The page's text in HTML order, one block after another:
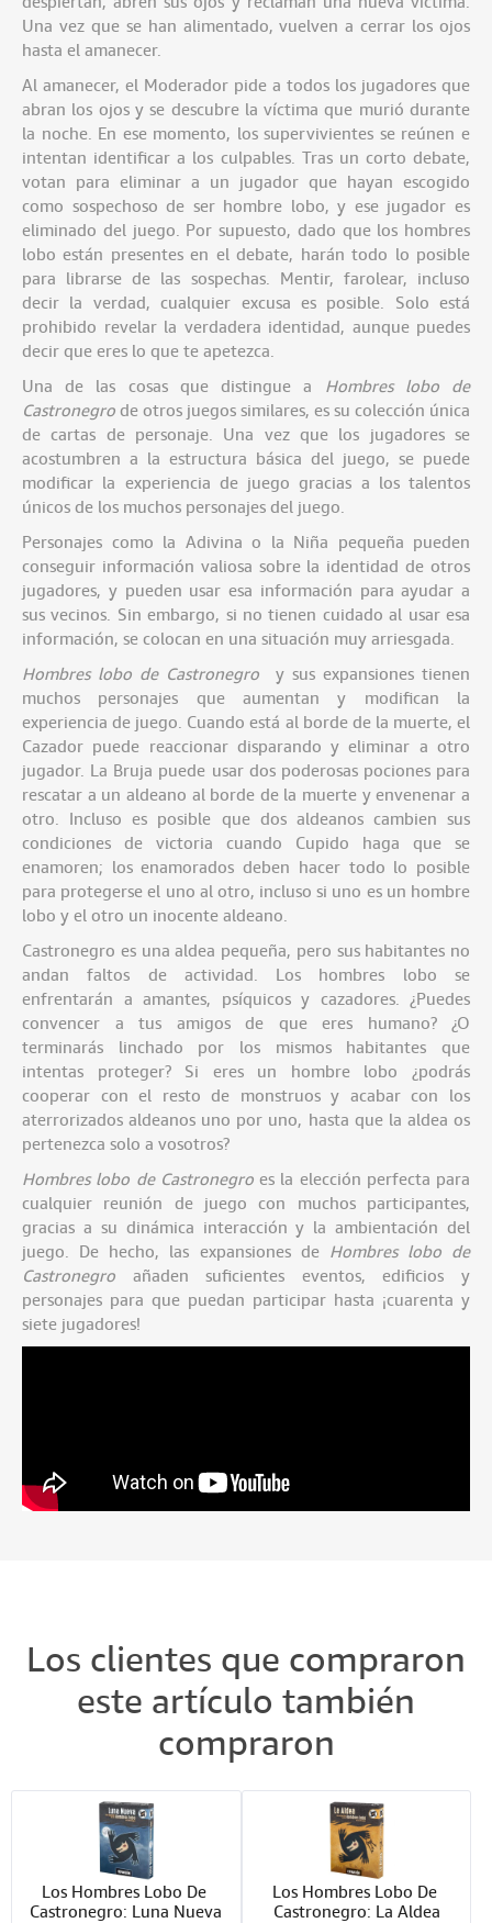
Una vez que se han alimentado, vuelven a cerrar los ojos
hasta el amanecer.
Al amanecer, el Moderador pide a todos los jugadores que
abran los ojos y se descubre la víctima que murió durante
la noche. En ese momento, los supervivientes se reúnen e
intentan identificar a los culpables. Tras un corto debate,
votan para eliminar a un jugador que hayan escogido
como sospechoso de ser hombre lobo, y ese jugador es
eliminado del juego. Por supuesto, dado que los hombres
lobo están presentes en el debate, harán todo lo posible
para librarse de las sospechas. Mentir, farolear, incluso
decir la verdad, cualquier excusa es posible. Solo está
prohibido revelar la verdadera identidad, aunque puedes
decir que eres lo que te apetezca.
Una de las cosas que distingue a Hombres lobo de
Castronegro de otros juegos similares, es su colección única
de cartas de personaje. Una vez que los jugadores se
acostumbren a la estructura básica del juego, se puede
modificar la experiencia de juego gracias a los talentos
únicos de los muchos personajes del juego.
Personajes como la Adivina o la Niña pequeña pueden
conseguir información valiosa sobre la identidad de otros
jugadores, y pueden usar esa información para ayudar a
sus vecinos. Sin embargo, si no tienen cuidado al usar esa
información, se colocan en una situación muy arriesgada.
Hombres lobo de Castronegro y sus expansiones tienen
muchos personajes que aumentan y modifican la
experiencia de juego. Cuando está al borde de la muerte, el
Cazador puede reaccionar disparando y eliminar a otro
jugador. La Bruja puede usar dos poderosas pociones para
rescatar a un aldeano al borde de la muerte y envenenar a
otro. Incluso es posible que dos aldeanos cambien sus
condiciones de victoria cuando Cupido haga que se
enamoren; los enamorados deben hacer todo lo posible
para protegerse el uno al otro, incluso si uno es un hombre
lobo y el otro un inocente aldeano.
Castronegro es una aldea pequeña, pero sus habitantes no
andan faltos de actividad. Los hombres lobo se
enfrentarán a amantes, psíquicos y cazadores. ¿Puedes
convencer a tus amigos de que eres humano? ¿O
terminarás linchado por los mismos habitantes que
intentas proteger? Si eres un hombre lobo ¿podrás
cooperar con el resto de monstruos y acabar con los
aterrorizados aldeanos uno por uno, hasta que la aldea os
pertenezca solo a vosotros?
Hombres lobo de Castronegroes la elección perfecta para
cualquier reunión de juego con muchos participantes,
gracias a su dinámica interacción y la ambientación del
juego. De hecho, las expansiones de Hombres lobo de
Castronegro añaden suficientes eventos, edificios y
personajes para que puedan participar hasta ¡cuarenta y
siete jugadores!
Los clientes que compraron
este artículo también
compraron
Los Hombres Lobo De
Castronegro: Luna Nueva
Los Hombres Lobo De
Castronegro: La Aldea